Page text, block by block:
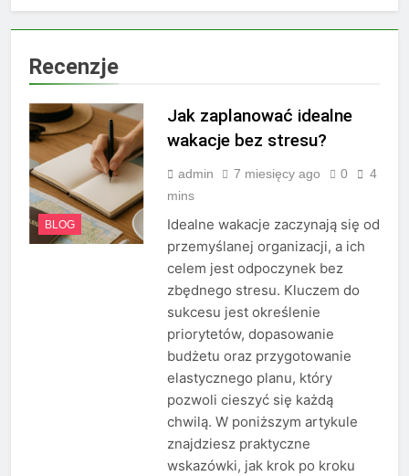
Recenzje
BLOG
Jak zaplanować idealne
wakacje bez stresu?
admin 7 miesięcy ago 0
4
mins
Idealne wakacje zaczynają się od
przemyślanej organizacji, a ich
celem jest odpoczynek bez
zbędnego stresu. Kluczem do
sukcesu jest określenie
priorytetów, dopasowanie
budżetu oraz przygotowanie
elastycznego planu, który
pozwoli cieszyć się każdą
chwilą. W poniższym artykule
znajdziesz praktyczne
wskazówki, jak krok po kroku